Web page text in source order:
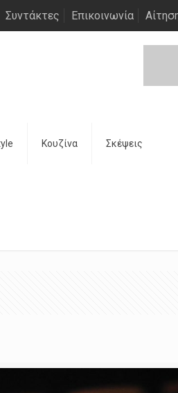
Συντάκτες Επικοινωνία
Κουζίνα Σκέψεις